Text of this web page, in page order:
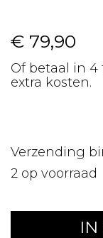
€ 79,90
Of betaal in 4
extra kosten.
Verzending
2 op voorraad
IN